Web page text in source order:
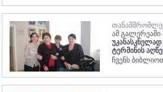
ამ გალერეაში
ტერმინის
ჩვენს